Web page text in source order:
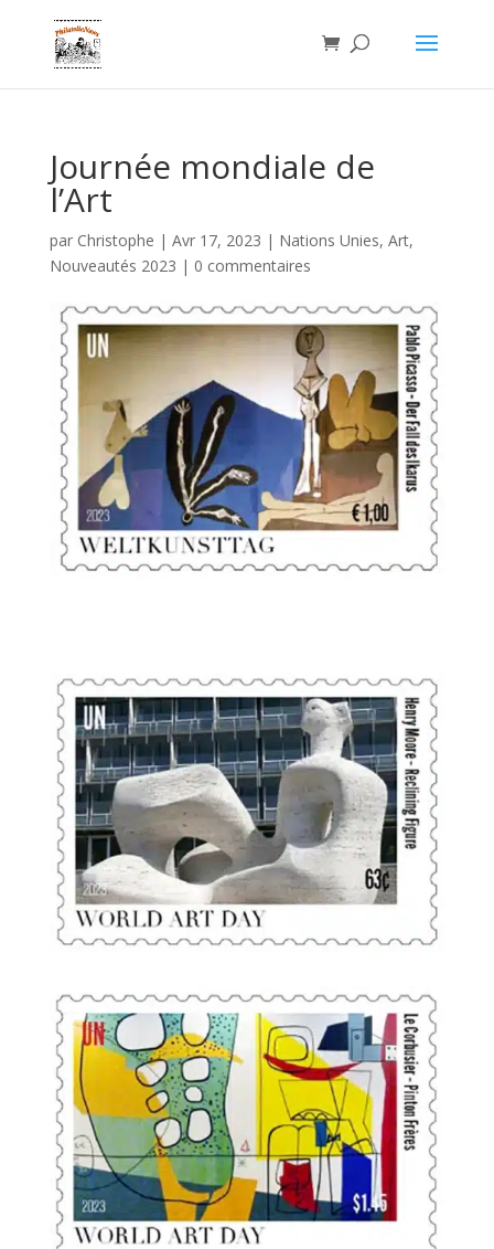
Journée mondiale de
l’Art
par Christophe | Avr 17, 2023 | Nations Unies, Art,
Nouveautés 2023 | 0 commentaires